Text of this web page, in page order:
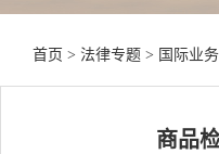
首页 > 法律专题 > 国际业务
商品